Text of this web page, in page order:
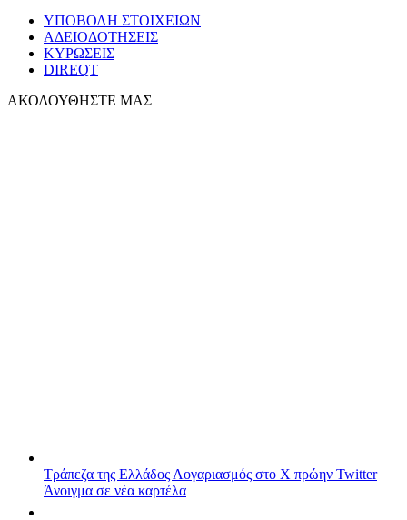
ΥΠΟΒΟΛΗ ΣΤΟΙΧΕΙΩΝ
ΑΔΕΙΟΔΟΤΗΣΕΙΣ
ΚΥΡΩΣΕΙΣ
DIREQT
ΑΚΟΛΟΥΘΗΣΤΕ ΜΑΣ
Τράπεζα της Ελλάδος Λογαριασμός στο X πρώην Twitter
Άνοιγμα σε νέα καρτέλα